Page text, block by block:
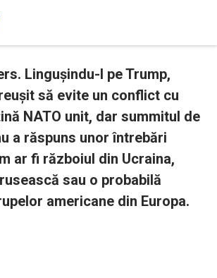
Lingușindu-l pe Trump,
să evite un conflict cu
NATO unit, dar summitul de
a răspuns unor întrebări
ar fi războiul din Ucraina,
sau o probabilă
americane din Europa.